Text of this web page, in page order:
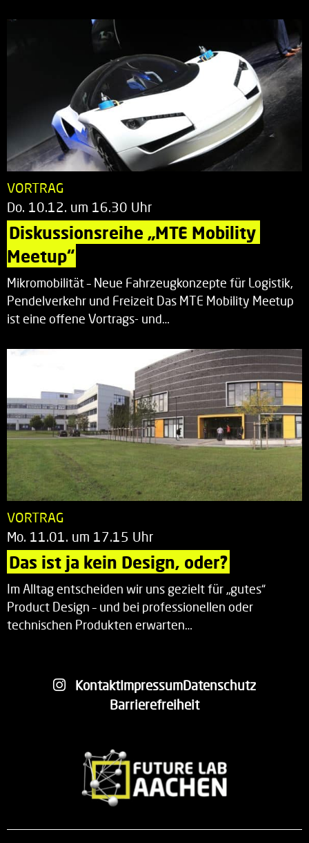
VORTRAG
Do. 10.12. um 16.30 Uhr
Diskussionsreihe „MTE Mobility
Meetup“
Mikromobilität – Neue Fahrzeugkonzepte für Logistik,
Pendelverkehr und Freizeit Das MTE Mobility Meetup
ist eine offene Vortrags- und…
VORTRAG
Mo. 11.01. um 17.15 Uhr
Das ist ja kein Design, oder?
Im Alltag entscheiden wir uns gezielt für „gutes“
Product Design – und bei professionellen oder
technischen Produkten erwarten…
KontaktImpressumDatenschutz
Barrierefreiheit